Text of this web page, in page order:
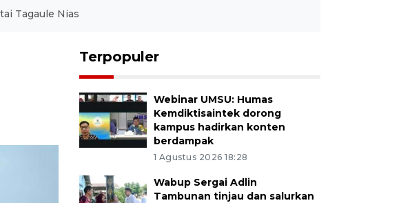
Tagaule Nias
Terpopuler
Webinar UMSU: Humas
Kemdiktisaintek dorong
kampus hadirkan konten
berdampak
1 Agustus 2026 18:28
Wabup Sergai Adlin
Tambunan tinjau dan salurkan